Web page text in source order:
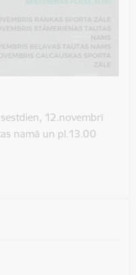
12.novembrī
namā un pl.13.00